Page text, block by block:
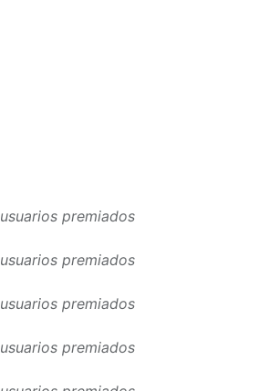
usuarios premiados
usuarios premiados
usuarios premiados
usuarios premiados